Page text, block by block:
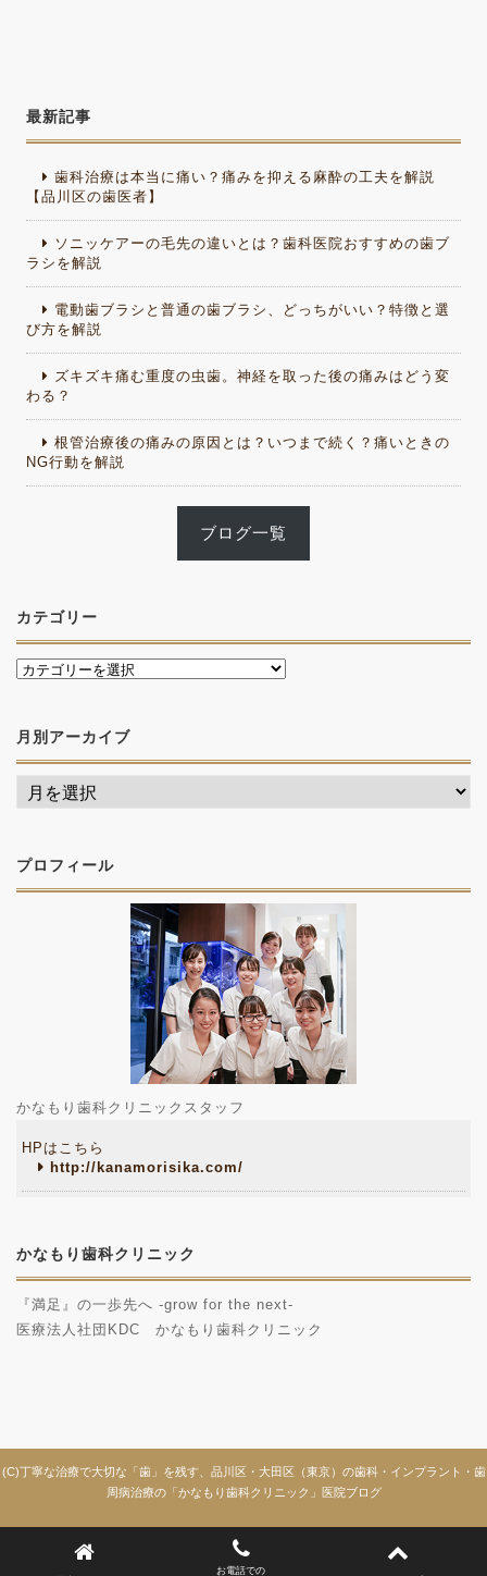
最新記事
歯科治療は本当に痛い？痛みを抑える麻酔の工夫を解説
【品川区の歯医者】
ソニッケアーの毛先の違いとは？歯科医院おすすめの歯ブ
ラシを解説
電動歯ブラシと普通の歯ブラシ、どっちがいい？特徴と選
び方を解説
ズキズキ痛む重度の虫歯。神経を取った後の痛みはどう変
わる？
根管治療後の痛みの原因とは？いつまで続く？痛いときの
NG行動を解説
ブログ一覧
カテゴリー
月別アーカイブ
プロフィール
かなもり歯科クリニックスタッフ
HPはこちら
http://kanamorisika.com/
かなもり歯科クリニック
『満足』の一歩先へ -grow for the next-
医療法人社団KDC かなもり歯科クリニック
(C)丁寧な治療で大切な「歯」を残す、品川区・大田区（東京）の歯科・インプラント・歯
周病治療の「かなもり歯科クリニック」医院ブログ
お電話での